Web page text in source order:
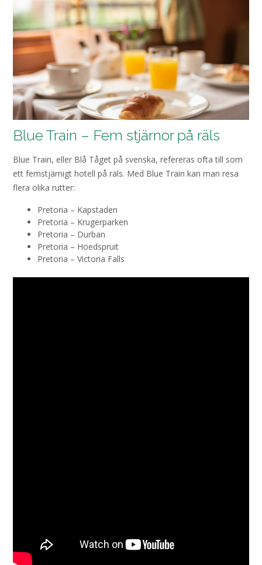
Blue Train – Fem stjärnor på räls
Blue Train, eller Blå Tåget på svenska, refereras ofta till som
ett femstjärnigt hotell på räls. Med Blue Train kan man resa
flera olika rutter:
Pretoria – Kapstaden
Pretoria – Krugerparken
Pretoria – Durban
Pretoria – Hoedspruit
Pretoria – Victoria Falls